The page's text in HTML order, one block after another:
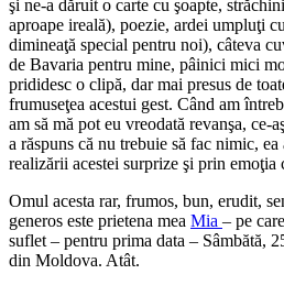
şi ne-a dăruit o carte cu şoapte,
aproape ireală), poezie, ardei umpluţi
dimineaţă special pentru noi), câteva
de Bavaria pentru mine, pâinici mici
prididesc o clipă, dar mai presus de
frumuseţea acestui gest. Când am
am să mă pot eu vreodată revanşa, ce-
a răspuns că nu trebuie să fac nimic,
realizării acestei surprize şi prin emoţia
Omul acesta rar, frumos, bun, erudit,
generos este prietena mea Mia – pe
suflet – pentru prima data – Sâmbătă,
din Moldova. Atât.